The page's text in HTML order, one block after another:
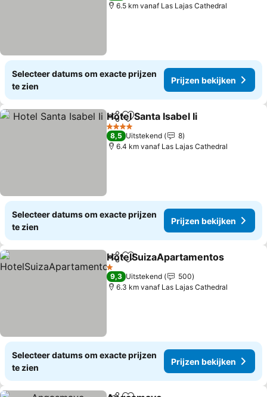
6.5 km vanaf Las Lajas Cathedral
Selecteer datums om exacte prijzen
te zien
Prijzen bekijken
DelenToevoegen aan favorieten
Hotel Santa Isabel Ii
4 Sterren
8,5 Uitstekend
8
6.4 km vanaf Las Lajas Cathedral
Selecteer datums om exacte prijzen
te zien
Prijzen bekijken
DelenToevoegen aan favorieten
HotelSuizaApartamentos
1 Sterren
9,3 Uitstekend
500
6.3 km vanaf Las Lajas Cathedral
Selecteer datums om exacte prijzen
te zien
Prijzen bekijken